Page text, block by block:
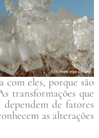
com eles, porque são
transformações que
dependem de fatores
as alterações